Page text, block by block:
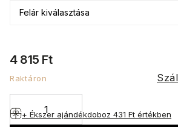
4 815 Ft
Raktáron
+ Ékszer ajándékdoboz 431 Ft értékben